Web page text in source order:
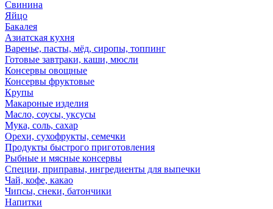
Свинина
Яйцо
Бакалея
Азиатская кухня
Варенье, пасты, мёд, сиропы, топпинг
Готовые завтраки, каши, мюсли
Консервы овощные
Консервы фруктовые
Крупы
Макароные изделия
Масло, соусы, уксусы
Мука, соль, сахар
Орехи, сухофрукты, семечки
Продукты быстрого приготовления
Рыбные и мясные консервы
Специи, приправы, ингредиенты для выпечки
Чай, кофе, какао
Чипсы, снеки, батончики
Напитки